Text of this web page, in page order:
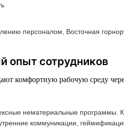
персоналом, Восточная
опыт сотрудников
комфортную рабочую среду
нематериальные программы.
коммуникации,